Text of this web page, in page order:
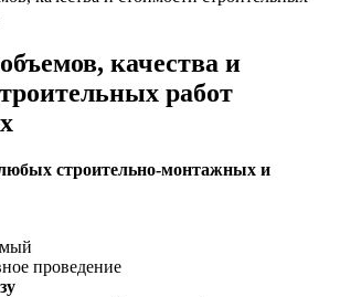
качества и
работ
строительно-монтажных и
проведение